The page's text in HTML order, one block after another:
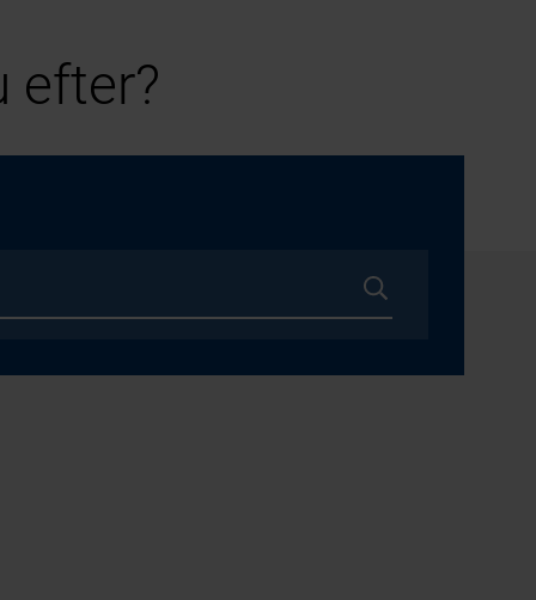
efter?